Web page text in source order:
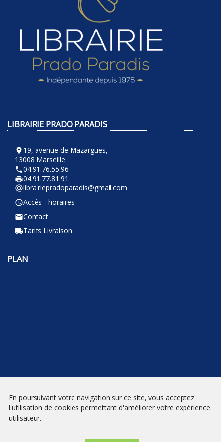
LIBRAIRIE PRADO PARADIS
room 19, avenue de Mazargues,
13008 Marseille
phone04.91.76.55.96
local_printshop04.91.77.81.91
alternate_emaillibrairiepradoparadis@gmail.com
query_builderAccès - horaires
emailContact
local_shippingTarifs Livraison
PLAN
NEWSLETTER
En poursuivant votre navigation sur ce site, vous acceptez
l'utilisation de cookies permettant d'améliorer votre expérience
utilisateur.